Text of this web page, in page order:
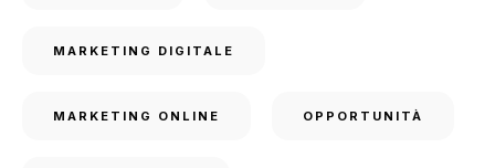
MARKETING DIGITALE
MARKETING ONLINE OPPORTUNITÀ